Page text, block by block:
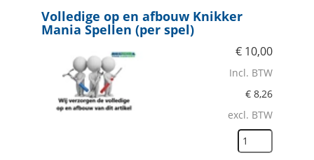
Volledige op en afbouw Knikker
Mania Spellen (per spel)
€ 10,00
Incl. BTW
€ 8,26
excl. BTW